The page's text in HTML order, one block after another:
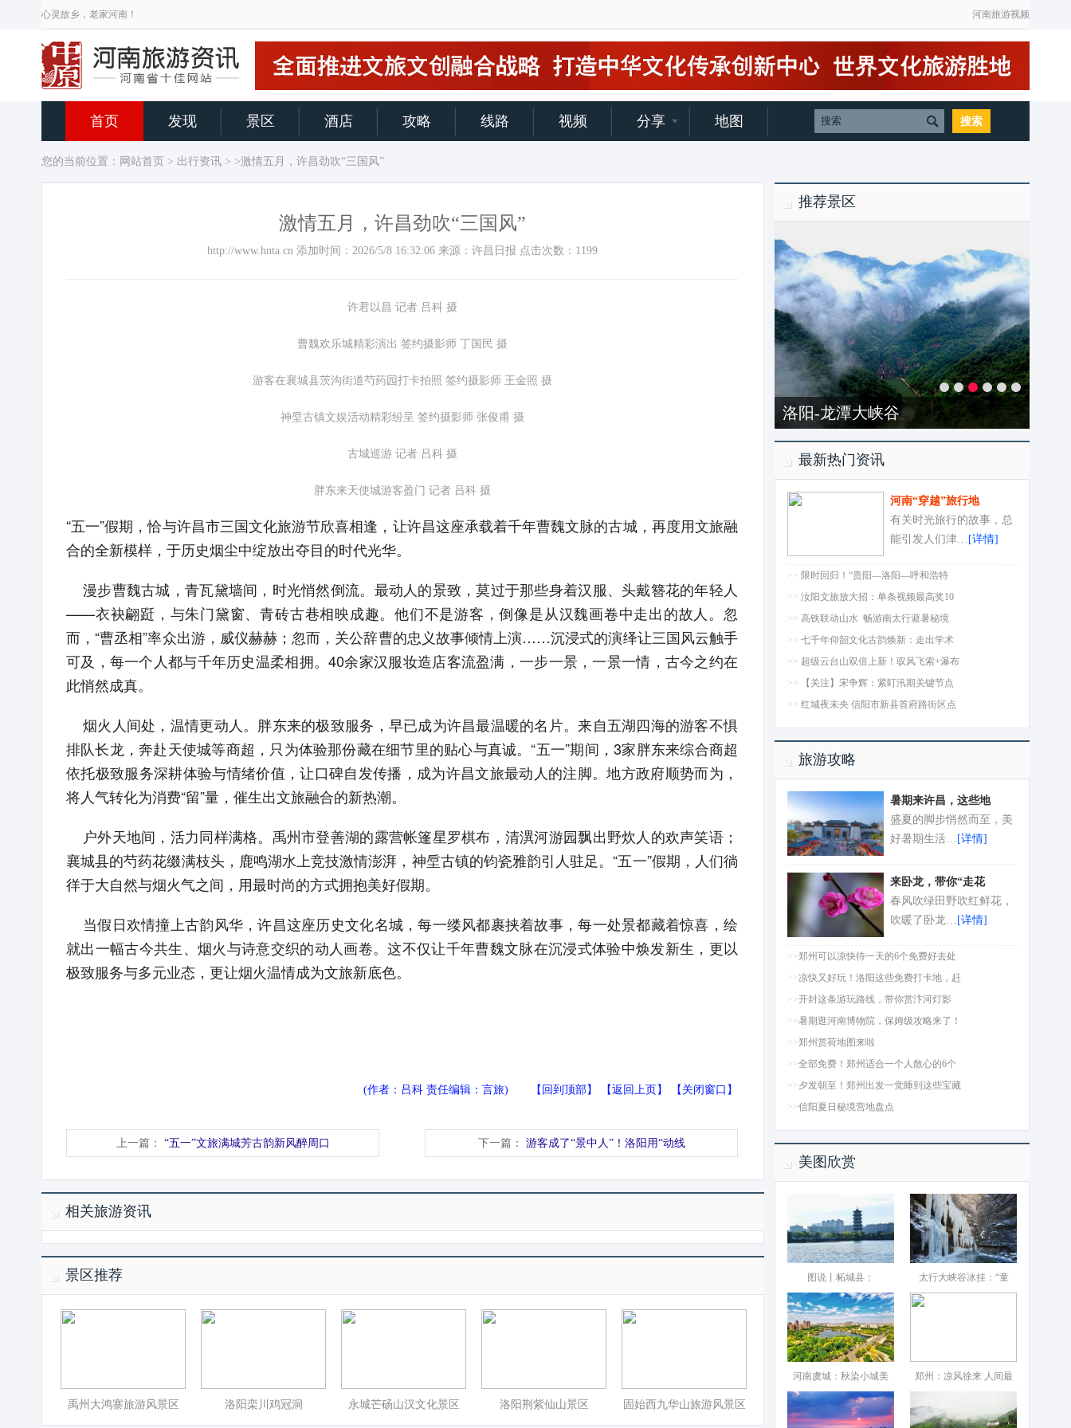
心灵故乡，老家河南！ 河南旅游视频
首页 发现 景区 酒店 攻略 线路 视频 分享 地图
您的当前位置： 网站首页 > 出行资讯 > >激情五月，许昌劲吹“三国风”
激情五月，许昌劲吹“三国风”
http://www.hnta.cn 添加时间：2026/5/8 16:32:06 来源：许昌日报 点击次数： 1199
许君以昌 记者 吕科 摄
曹魏欢乐城精彩演出 签约摄影师 丁国民 摄
游客在襄城县茨沟街道芍药园打卡拍照 签约摄影师 王金照 摄
神垕古镇文娱活动精彩纷呈 签约摄影师 张俊甫 摄
古城巡游 记者 吕科 摄
胖东来天使城游客盈门 记者 吕科 摄
“五一”假期，恰与许昌市三国文化旅游节欣喜相逢，让许昌这座承载着千年曹魏文脉的古城，再度用文旅融
合的全新模样，于历史烟尘中绽放出夺目的时代光华。
漫步曹魏古城，青瓦黛墙间，时光悄然倒流。最动人的景致，莫过于那些身着汉服、头戴簪花的年轻人
——衣袂翩跹，与朱门黛窗、青砖古巷相映成趣。他们不是游客，倒像是从汉魏画卷中走出的故人。忽
而，“曹丞相”率众出游，威仪赫赫；忽而，关公辞曹的忠义故事倾情上演……沉浸式的演绎让三国风云触手
可及，每一个人都与千年历史温柔相拥。40余家汉服妆造店客流盈满，一步一景，一景一情，古今之约在
此悄然成真。
烟火人间处，温情更动人。胖东来的极致服务，早已成为许昌最温暖的名片。来自五湖四海的游客不惧
排队长龙，奔赴天使城等商超，只为体验那份藏在细节里的贴心与真诚。“五一”期间，3家胖东来综合商超
依托极致服务深耕体验与情绪价值，让口碑自发传播，成为许昌文旅最动人的注脚。地方政府顺势而为，
将人气转化为消费“留”量，催生出文旅融合的新热潮。
户外天地间，活力同样满格。禹州市登善湖的露营帐篷星罗棋布，清潩河游园飘出野炊人的欢声笑语；
襄城县的芍药花缀满枝头，鹿鸣湖水上竞技激情澎湃，神垕古镇的钧瓷雅韵引人驻足。“五一”假期，人们徜
徉于大自然与烟火气之间，用最时尚的方式拥抱美好假期。
当假日欢情撞上古韵风华，许昌这座历史文化名城，每一缕风都裹挟着故事，每一处景都藏着惊喜，绘
就出一幅古今共生、烟火与诗意交织的动人画卷。这不仅让千年曹魏文脉在沉浸式体验中焕发新生，更以
极致服务与多元业态，更让烟火温情成为文旅新底色。
(作者：吕科 责任编辑：言旅) 【 回到顶部】 【返回上页 】 【 关闭窗口 】
上一篇： “五一”文旅满城芳古韵新风醉周口 下一篇： 游客成了“景中人”！洛阳用“动线
相关旅游资讯
景区推荐
禹州大鸿寨旅游风景区 洛阳栾川鸡冠洞 永城芒砀山汉文化景区 洛阳荆紫仙山景区 固始西九华山旅游风景区
推荐景区
洛阳-龙潭大峡谷
最新热门资讯
河南“穿越”旅行地
有关时光旅行的故事，总
能引发人们津… [详情]
>> 限时回归！“贵阳—洛阳—呼和浩特
>> 汝阳文旅放大招：单条视频最高奖10
>> 高铁联动山水 畅游南太行避暑秘境
>> 七千年仰韶文化古韵焕新：走出学术
>> 超级云台山双倍上新！驭风飞索+瀑布
>>
【关注】宋争辉：紧盯汛期关键节点
>> 红城夜未央 信阳市新县首府路街区点
旅游攻略
暑期来许昌，这些地
盛夏的脚步悄然而至，美
好暑期生活… [详情]
来卧龙，带你“走花
春风吹绿田野吹红鲜花，
吹暖了卧龙… [详情]
>>郑州可以凉快待一天的6个免费好去处
>>凉快又好玩！洛阳这些免费打卡地，赶
>>开封这条游玩路线，带你赏汴河灯影
>>暑期逛河南博物院，保姆级攻略来了！
>>郑州赏荷地图来啦
>>全部免费！郑州适合一个人散心的6个
>>夕发朝至！郑州出发一觉睡到这些宝藏
>>信阳夏日秘境营地盘点
美图欣赏
图说丨柘城县：‌ 太行大峡谷冰挂：“童
河南虞城：秋染小城美 郑州：凉风徐来 人间最